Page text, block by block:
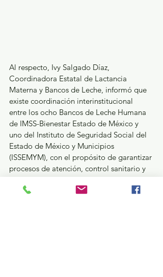
Al respecto, Ivy Salgado Díaz,
Coordinadora Estatal de Lactancia
Materna y Bancos de Leche, informó que
existe coordinación interinstitucional
entre los ocho Bancos de Leche Humana
de IMSS-Bienestar Estado de México y
uno del Instituto de Seguridad Social del
Estado de México y Municipios
(ISSEMYM), con el propósito de garantizar
procesos de atención, control sanitario y